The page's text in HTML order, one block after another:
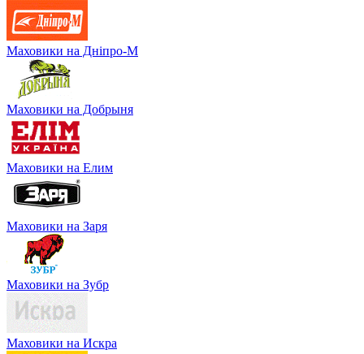
Маховики на Дніпро-М
Маховики на Добрыня
Маховики на Елим
Маховики на Заря
Маховики на Зубр
Маховики на Искра